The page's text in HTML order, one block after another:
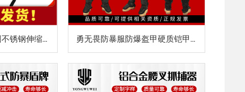
龙之谷防暴钢叉校园不锈钢伸缩钢叉学校保安制暴防爆抓捕器材钢叉 勇无畏防暴服防爆盔甲硬质铠甲防爆服防刀防护防身服防暴装备套装